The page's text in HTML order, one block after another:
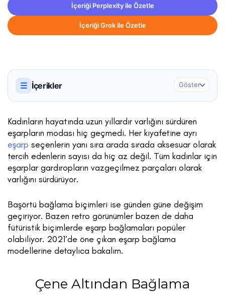
İçeriği Perplexity ile Özetle
İçeriği Grok ile Özetle
☰ İçerikler Göster
Kadınların hayatında uzun yıllardır varlığını sürdüren
eşarpların modası hiç geçmedi. Her kıyafetine ayrı
eşarp seçenlerin yanı sıra arada sırada aksesuar olarak
tercih edenlerin sayısı da hiç az değil. Tüm kadınlar için
eşarplar gardıropların vazgeçilmez parçaları olarak
varlığını sürdürüyor.
Başörtü bağlama biçimleri ise günden güne değişim
geçiriyor. Bazen retro görünümler bazen de daha
fütüristik biçimlerde eşarp bağlamaları popüler
olabiliyor. 2021’de öne çıkan eşarp bağlama
modellerine detaylıca bakalım.
Çene Altından Bağlama